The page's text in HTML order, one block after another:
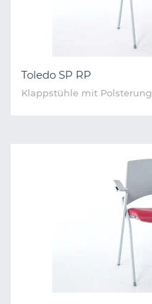
Toledo SP RP
Klappstühle mit Polsterung